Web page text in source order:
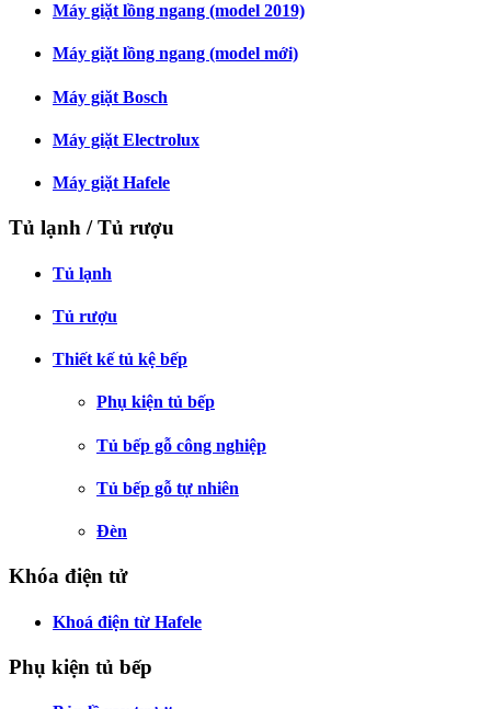
Máy giặt lồng ngang (model 2019)
Máy giặt lồng ngang (model mới)
Máy giặt Bosch
Máy giặt Electrolux
Máy giặt Hafele
Tủ lạnh / Tủ rượu
Tủ lạnh
Tủ rượu
Thiết kế tủ kệ bếp
Phụ kiện tủ bếp
Tủ bếp gỗ công nghiệp
Tủ bếp gỗ tự nhiên
Đèn
Khóa điện tử
Khoá điện từ Hafele
Phụ kiện tủ bếp